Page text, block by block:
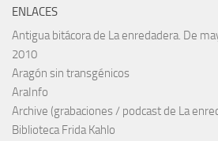
ENLACES
Antigua bitácora de La enredadera. De
2010
Aragón sin transgénicos
AraInfo
Archive (grabaciones / podcast de La
Biblioteca Frida Kahlo